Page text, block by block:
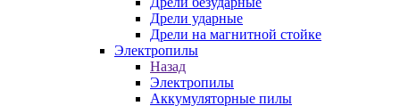
Дрели ударные
Дрели на магнитной стойке
Электропилы
Назад
Электропилы
Аккумуляторные пилы